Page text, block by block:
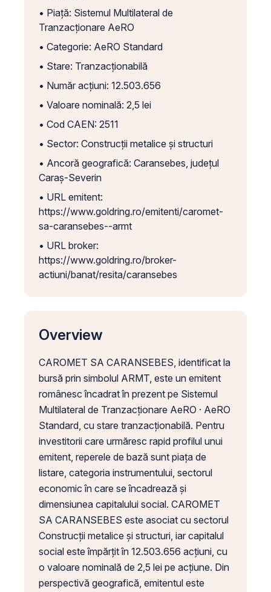
• Piață: Sistemul Multilateral de
Tranzacționare AeRO
• Categorie: AeRO Standard
• Stare: Tranzacționabilă
• Număr acțiuni: 12.503.656
• Valoare nominală: 2,5 lei
• Cod CAEN: 2511
• Sector: Construcții metalice și structuri
• Ancoră geografică: Caransebes, județul
Caraș-Severin
• URL emitent:
https://www.goldring.ro/emitenti/caromet-
sa-caransebes--armt
• URL broker:
https://www.goldring.ro/broker-
actiuni/banat/resita/caransebes
Overview
CAROMET SA CARANSEBES, identificat la
bursă prin simbolul ARMT, este un emitent
românesc încadrat în prezent pe Sistemul
Multilateral de Tranzacționare AeRO · AeRO
Standard, cu stare tranzacționabilă. Pentru
investitorii care urmăresc rapid profilul unui
emitent, reperele de bază sunt piața de
listare, categoria instrumentului, sectorul
economic în care se încadrează și
dimensiunea capitalului social. CAROMET
SA CARANSEBES este asociat cu sectorul
Construcții metalice și structuri, iar capitalul
social este împărțit în 12.503.656 acțiuni, cu
o valoare nominală de 2,5 lei pe acțiune. Din
perspectivă geografică, emitentul este